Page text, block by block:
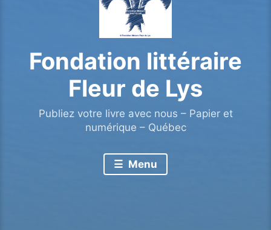
Fondation littéraire
Fleur de Lys
Publiez votre livre avec nous – Papier et
numérique – Québec
Menu